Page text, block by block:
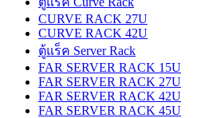
CURVE RACK 27U
CURVE RACK 42U
ตู้แร็ค Server Rack
FAR SERVER RACK 15U
FAR SERVER RACK 27U
FAR SERVER RACK 42U
FAR SERVER RACK 45U